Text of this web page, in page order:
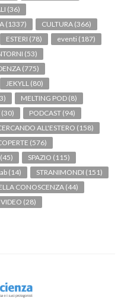
(36)
(1337) CULTURA (366)
ESTERI (78) eventi (187)
(53)
(775)
JEKYLL (80)
MELTING POD (8)
(30) PODCAST (94)
ALL'ESTERO (158)
(576)
(45) SPAZIO (115)
(14) STRANIMONDI (151)
CONOSCENZA (44)
VIDEO (28)